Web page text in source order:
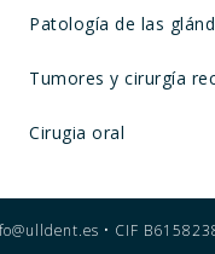
Patología de las
Tumores y cirurgía
Cirugia oral
• CIF